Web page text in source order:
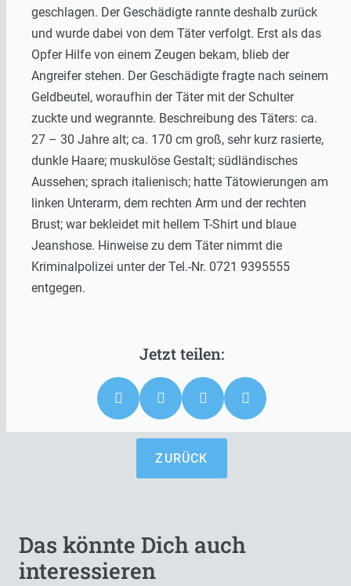
geschlagen. Der Geschädigte rannte deshalb zurück
und wurde dabei von dem Täter verfolgt. Erst als das
Opfer Hilfe von einem Zeugen bekam, blieb der
Angreifer stehen. Der Geschädigte fragte nach seinem
Geldbeutel, woraufhin der Täter mit der Schulter
zuckte und wegrannte. Beschreibung des Täters: ca.
27 – 30 Jahre alt; ca. 170 cm groß, sehr kurz rasierte,
dunkle Haare; muskulöse Gestalt; südländisches
Aussehen; sprach italienisch; hatte Tätowierungen am
linken Unterarm, dem rechten Arm und der rechten
Brust; war bekleidet mit hellem T-Shirt und blaue
Jeanshose. Hinweise zu dem Täter nimmt die
Kriminalpolizei unter der Tel.-Nr. 0721 9395555
entgegen.
ZURÜCK
Das könnte Dich auch
interessieren